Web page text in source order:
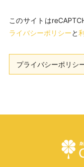
このサイトは
ライバシーポリシーと
プライバシーポリシ